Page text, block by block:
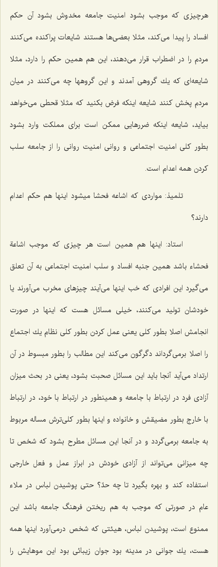
هرچیزی كه موجب بشود امنیت جامعه مخدوش بشود آن حكم
افساد را پیدا می‌كند، مثلا بعضی‌ها هستند شایعات پراكنده می‌كنند
مردم را در اضطراب قرار می‌دهند، این هم همین حكم را دارد، مثلا
شایعه‌ای كه یك گروهی آمدند و این گروهها چه می‌كنند در میان
مردم پخش كنند شایعه اینكه فرض بكنید كه مثلا قحطی می‌خواهد
بیاید، شایعه اینكه ضررهایی ممكن است برای مملكت وارد بشود
بطور كلی امنیت اجتماعی و روانی امنیت روانی را از جامعه سلب
كردن همه اعدام است.
تلمیذ: مواردی كه اشاعه فحشا میشود اینها هم حكم اعدام
دارند؟
استاد: اینها هم همین است هر چیزی كه موجب اشاعة
فحشاء باشد همین جنبه افساد و سلب امنیت اجتماعی به آن تعلق
می‌گیرد این افرادی كه خب اینها می‌آیند چیزهای مخرب می‌آورند یا
خودشان تولید می‌كنند، خیلی مسائل هست كه اینها در صورت
انجامش اصلا بطور كلی یعنی عمل كردن بطور كلی نظام یك اجتماع
را اصلا برمی‌گرداند دگرگون می‌كند این مطالب را بطور مبسوط در آن
ارتداد می‌آید آنجا باید این مسائل صحبت بشود، یعنی در بحث میزان
آزادی فرد در ارتباط با جامعه و همینطور در ارتباط با خود، در ارتباط
با خارج بطور مضیقش و خانواده و اینها بطور كلی‌ترش مساله مربوط
به جامعه برمی‌گردد و در آنجا این مسائل مطرح بشود كه شخص تا
چه میزانی می‌تواند از آزادی خودش در ابراز عمل و فعل خارجی
استفاده كند و بهره بگیرد تا چه حدّ؟ حتی پوشیدن لباس در ملاء
عام در صورتی كه موجب به هم ریختن فرهنگ جامعه باشد این
ممنوع است، پوشیدن لباس، هیئتی كه شخص درمی‌آورد اینها همه
هست، یك جوانی در مدینه بود جوان زیبائی بود این موهایش را